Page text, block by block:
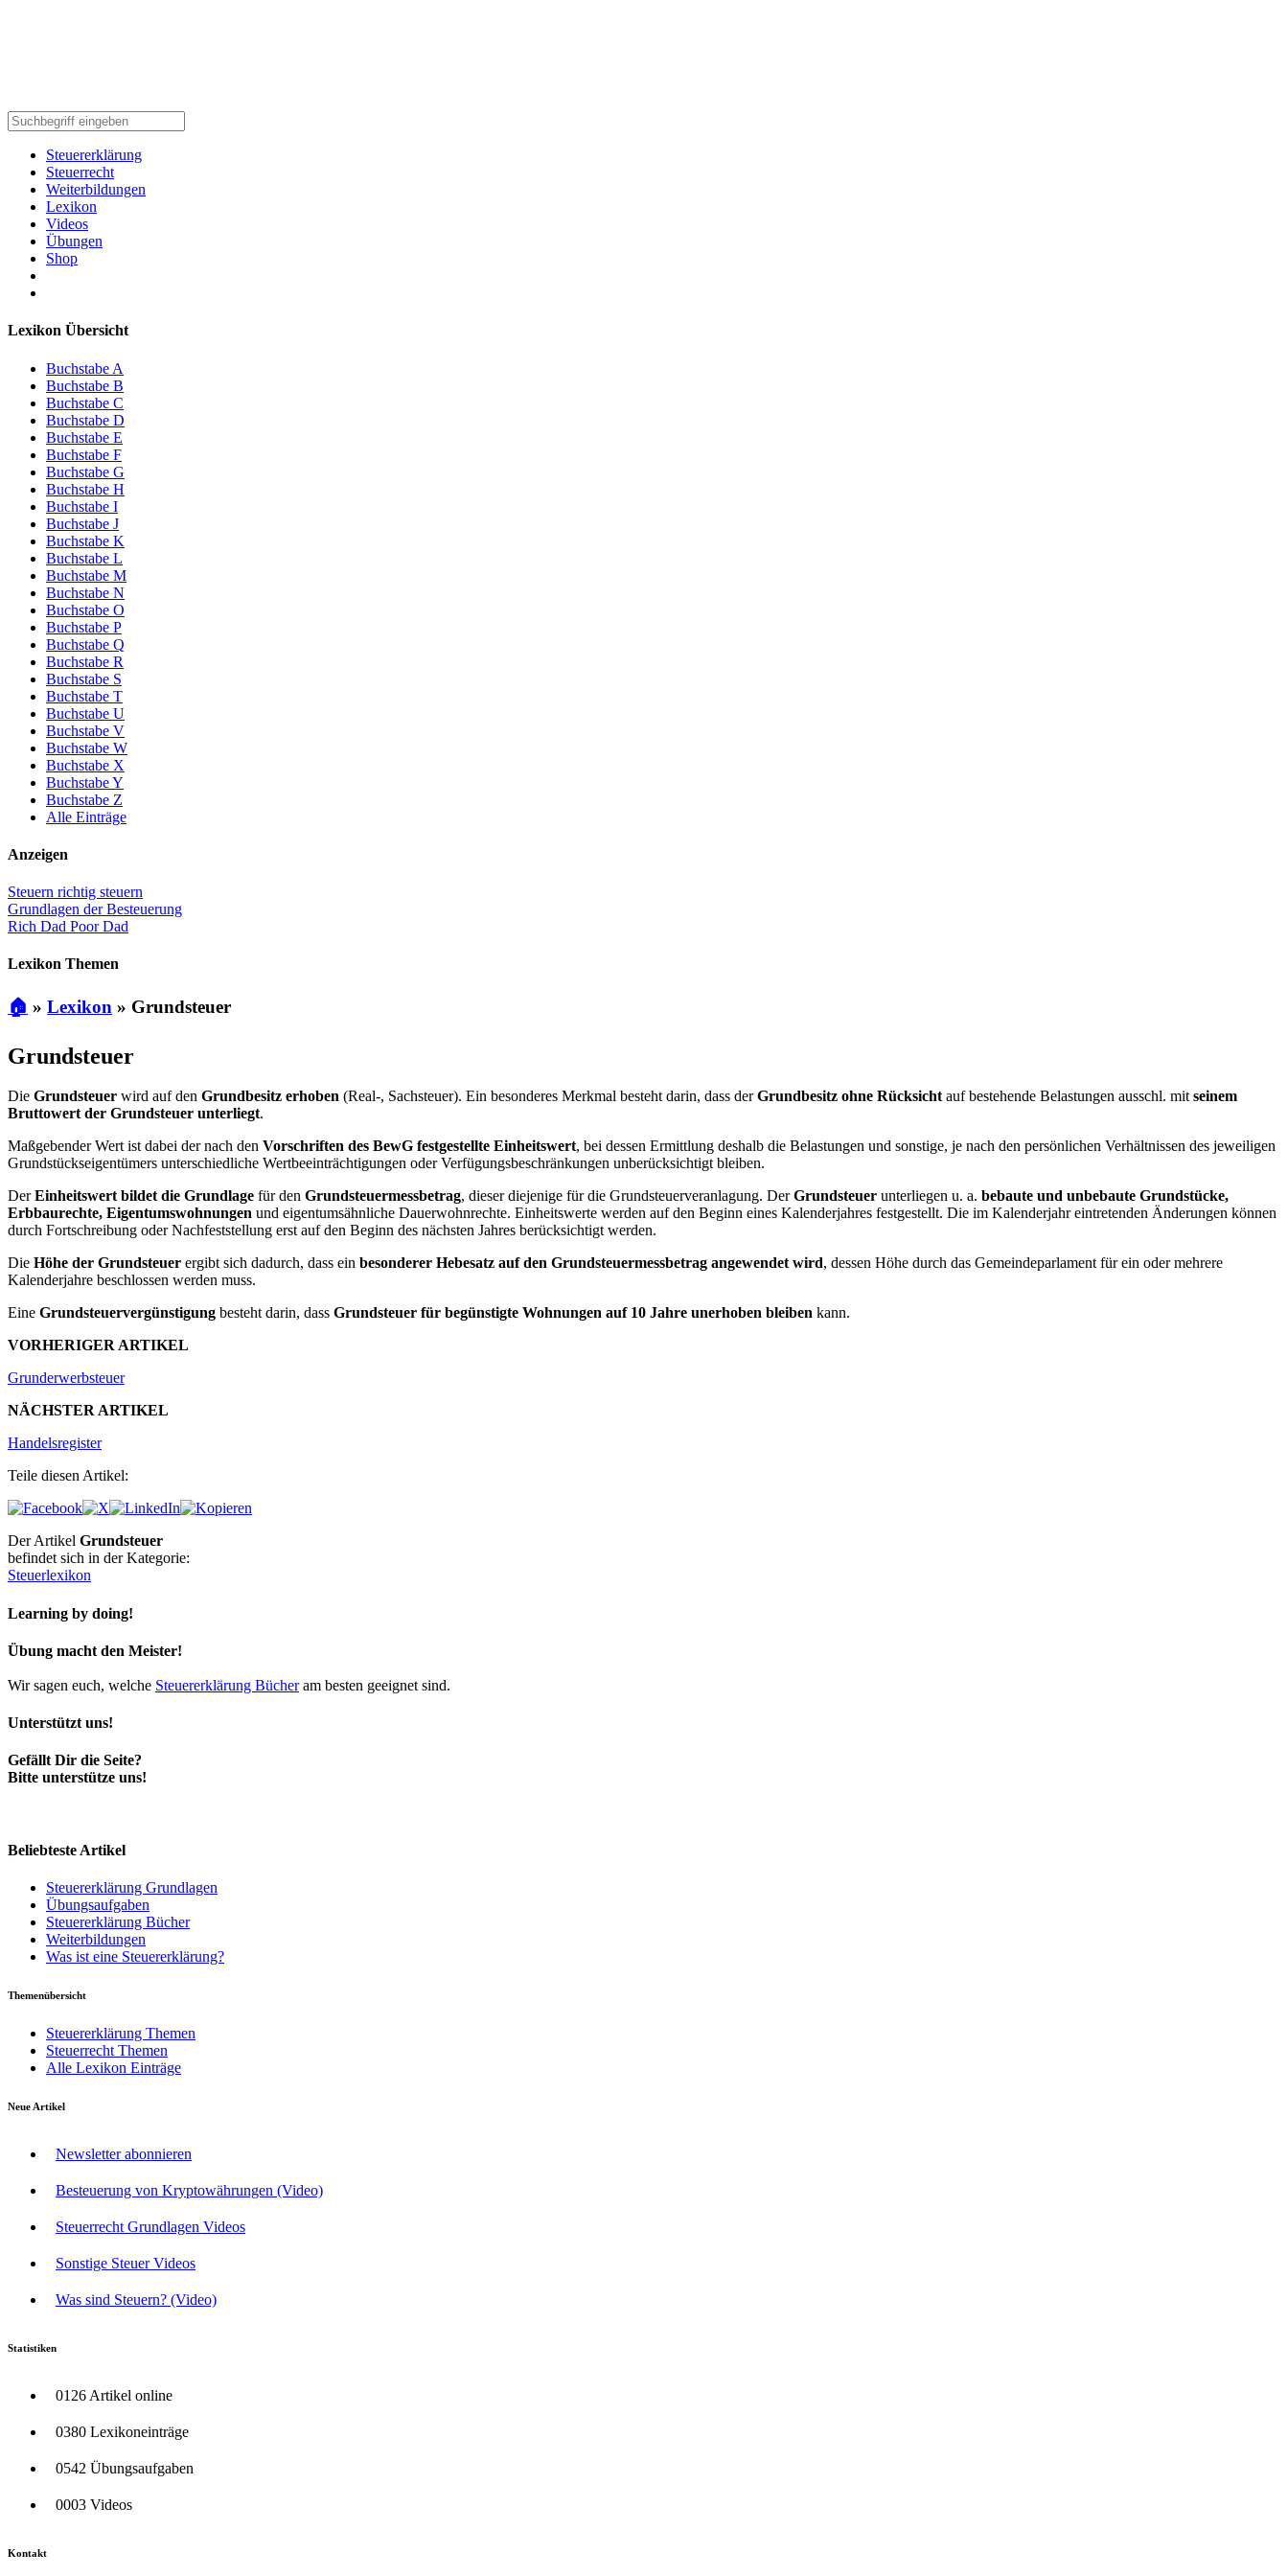
Steuererklärung
Steuerrecht
Weiterbildungen
Lexikon
Videos
Übungen
Shop
Lexikon Übersicht
Buchstabe A
Buchstabe B
Buchstabe C
Buchstabe D
Buchstabe E
Buchstabe F
Buchstabe G
Buchstabe H
Buchstabe I
Buchstabe J
Buchstabe K
Buchstabe L
Buchstabe M
Buchstabe N
Buchstabe O
Buchstabe P
Buchstabe Q
Buchstabe R
Buchstabe S
Buchstabe T
Buchstabe U
Buchstabe V
Buchstabe W
Buchstabe X
Buchstabe Y
Buchstabe Z
Alle Einträge
Anzeigen
Steuern richtig steuern
Grundlagen der Besteuerung
Rich Dad Poor Dad
Lexikon Themen
🏠 » Lexikon » Grundsteuer
Grundsteuer
Die Grundsteuer wird auf den Grundbesitz erhoben (Real-, Sachsteuer). Ein besonderes Merkmal besteht darin, dass derGrundbesitz ohne Rücksichtauf bestehende Belastungen ausschl. mitseinem
Bruttowert der Grundsteuer unterliegt.
Maßgebender Wert ist dabei der nach den Vorschriften des BewG festgestellte Einheitswert, bei dessen Ermittlung deshalb die Belastungen und sonstige, je nach den persönlichen Verhältnissen des jeweiligen
Grundstückseigentümers unterschiedliche Wertbeeinträchtigungen oder Verfügungsbeschränkungen unberücksichtigt bleiben.
DerEinheitswert bildet die Grundlage für den Grundsteuermessbetrag, dieser diejenige für die Grundsteuerveranlagung. DerGrundsteuer unterliegen u. a. bebaute und unbebaute Grundstücke,
Erbbaurechte, Eigentumswohnungen und eigentumsähnliche Dauerwohnrechte. Einheitswerte werden auf den Beginn eines Kalenderjahres festgestellt. Die im Kalenderjahr eintretenden Änderungen können
durch Fortschreibung oder Nachfeststellung erst auf den Beginn des nächsten Jahres berücksichtigt werden.
Die Höhe der Grundsteuer ergibt sich dadurch, dass ein besonderer Hebesatz auf den Grundsteuermessbetrag angewendet wird, dessen Höhe durch das Gemeindeparlament für ein oder mehrere
Kalenderjahre beschlossen werden muss.
Eine Grundsteuervergünstigung besteht darin, dass Grundsteuer für begünstigte Wohnungen auf 10 Jahre unerhoben bleiben kann.
VORHERIGER ARTIKEL
Grunderwerbsteuer
NÄCHSTER ARTIKEL
Handelsregister
Teile diesen Artikel:
Der Artikel Grundsteuer
befindet sich in der Kategorie:
Steuerlexikon
Learning by doing!
Übung macht den Meister!
Wir sagen euch, welche Steuererklärung Bücheram besten geeignet sind.
Unterstützt uns!
Gefällt Dir die Seite?
Bitte unterstütze uns!
Beliebteste Artikel
Steuererklärung Grundlagen
Übungsaufgaben
Steuererklärung Bücher
Weiterbildungen
Was ist eine Steuererklärung?
Themenübersicht
Steuererklärung Themen
Steuerrecht Themen
Alle Lexikon Einträge
Neue Artikel
Newsletter abonnieren
Besteuerung von Kryptowährungen (Video)
Steuerrecht Grundlagen Videos
Sonstige Steuer Videos
Was sind Steuern? (Video)
Statistiken
0126 Artikel online
0380 Lexikoneinträge
0542 Übungsaufgaben
0003 Videos
Kontakt